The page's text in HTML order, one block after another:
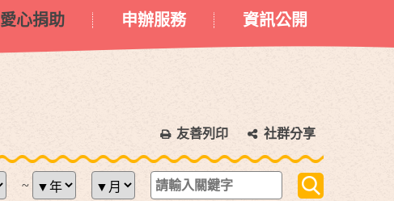
愛心捐助 申辦服務 資訊公開
友善列印 社群分享
~